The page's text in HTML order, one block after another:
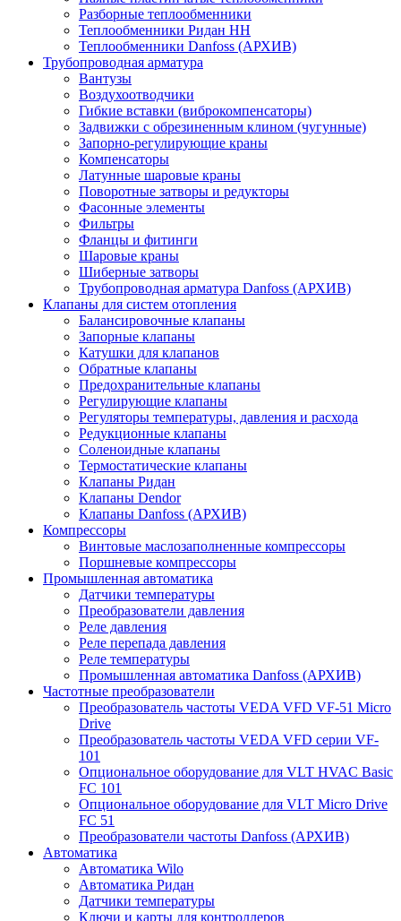
Разборные теплообменники
Теплообменники Ридан НН
Теплообменники Danfoss (АРХИВ)
Трубопроводная арматура
Вантузы
Воздухоотводчики
Гибкие вставки (виброкомпенсаторы)
Задвижки с обрезиненным клином (чугунные)
Запорно-регулирующие краны
Компенсаторы
Латунные шаровые краны
Поворотные затворы и редукторы
Фасонные элементы
Фильтры
Фланцы и фитинги
Шаровые краны
Шиберные затворы
Трубопроводная арматура Danfoss (АРХИВ)
Клапаны для систем отопления
Балансировочные клапаны
Запорные клапаны
Катушки для клапанов
Обратные клапаны
Предохранительные клапаны
Регулирующие клапаны
Регуляторы температуры, давления и расхода
Редукционные клапаны
Соленоидные клапаны
Термостатические клапаны
Клапаны Ридан
Клапаны Dendor
Клапаны Danfoss (АРХИВ)
Компрессоры
Винтовые маслозаполненные компрессоры
Поршневые компрессоры
Промышленная автоматика
Датчики температуры
Преобразователи давления
Реле давления
Реле перепада давления
Реле температуры
Промышленная автоматика Danfoss (АРХИВ)
Частотные преобразователи
Преобразователь частоты VEDA VFD VF-51 Micro
Drive
Преобразователь частоты VEDA VFD серии VF-
101
Опциональное оборудование для VLT HVAC Basic
FC 101
Опциональное оборудование для VLT Micro Drive
FC 51
Преобразователи частоты Danfoss (АРХИВ)
Автоматика
Автоматика Wilo
Автоматика Ридан
Датчики температуры
Ключи и карты для контроллеров